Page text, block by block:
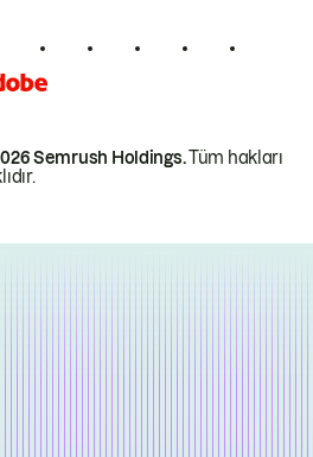
Semrush Holdings.Tüm hakları